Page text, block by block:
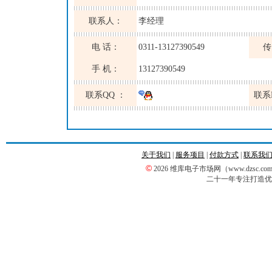
联系人： 李经理
电 话： 0311-13127390549
手 机： 13127390549
联系QQ ： 联
关于我们 服务项目 付款方式 联系我们
© 2026 维库电子市场网（
二十一年专注打造